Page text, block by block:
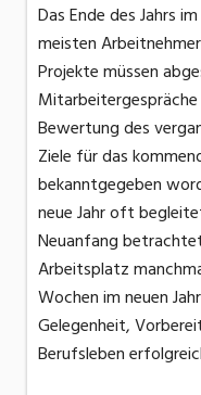
Das Ende des Jahrs
meisten
Projekte müssen
Bewertung des
Ziele für das
bekanntgegeben
neue Jahr oft
Neuanfang
Arbeitsplatz
Wochen im neuen
Gelegenheit,
Berufsleben